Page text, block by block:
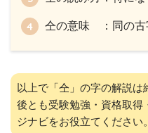
仝の意味 ：同の古
以上で「仝」の字の解説は
後とも受験勉強・資格取得
ジナビをお役立てください。